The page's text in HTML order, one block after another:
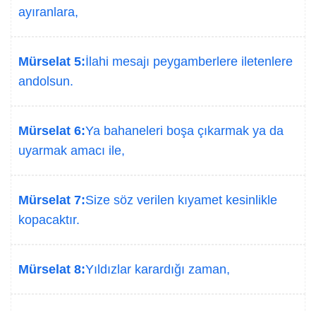
ayıranlara,
Mürselat 5:İlahi mesajı peygamberlere iletenlere
andolsun.
Mürselat 6:Ya bahaneleri boşa çıkarmak ya da
uyarmak amacı ile,
Mürselat 7:Size söz verilen kıyamet kesinlikle
kopacaktır.
Mürselat 8:Yıldızlar karardığı zaman,